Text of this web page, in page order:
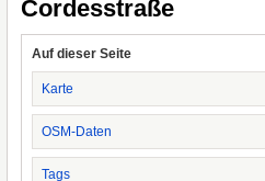
Cordesstraße
Auf dieser Seite
Karte
OSM-Daten
Tags